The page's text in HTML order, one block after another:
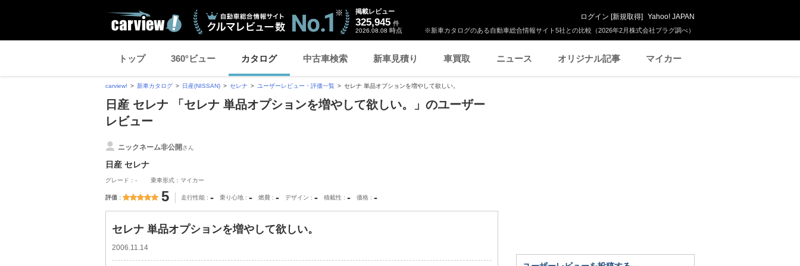
※新車カタログのある自動車総合情報サイト5社との比較（2026年2月株式会社プラグ調べ）
掲載レビュー
325,945 件
2026.08.08 時点
ログイン [新規取得] Yahoo! JAPAN
トップ 360°ビュー カタログ 中古車検索 新車見積り 車買取 ニュース オリジナル記事 マイカー
carview! 新車カタログ 日産(NISSAN) セレナ ユーザーレビュー・評価一覧 セレナ 単品オプションを増やして欲しい。
日産 セレナ 「セレナ 単品オプションを増やして欲しい。」のユーザー
レビュー
ニックネーム非公開さん
日産 セレナ
グレード：- 乗車形式：マイカー
評価 5 走行性能 - 乗り心地 - 燃費 - デザイン - 積載性 - 価格 -
セレナ 単品オプションを増やして欲しい。
2006.11.14